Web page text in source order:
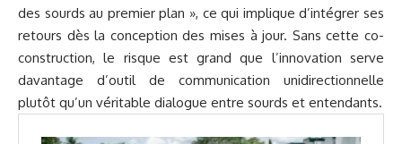
des sourds au premier plan », ce qui implique d’intégrer ses
retours dès la conception des mises à jour. Sans cette co-
construction, le risque est grand que l’innovation serve
davantage d’outil de communication unidirectionnelle
plutôt qu’un véritable dialogue entre sourds et entendants.